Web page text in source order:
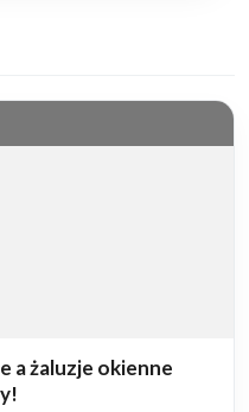
a żaluzje okienne